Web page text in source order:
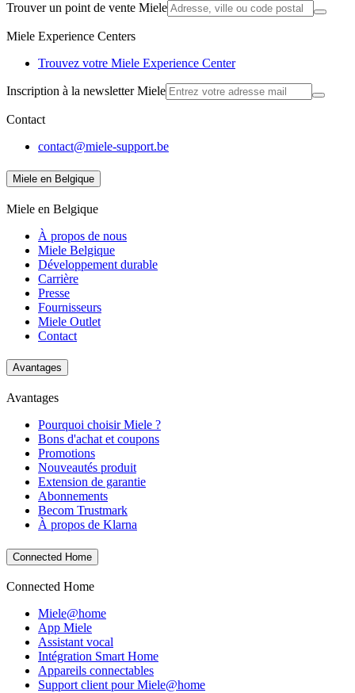
Trouver un point de vente Miele
Miele Experience Centers
Trouvez votre Miele Experience Center
Inscription à la newsletter Miele
Contact
contact@miele-support.be
Miele en Belgique
Miele en Belgique
À propos de nous
Miele Belgique
Développement durable
Carrière
Presse
Fournisseurs
Miele Outlet
Contact
Avantages
Avantages
Pourquoi choisir Miele ?
Bons d'achat et coupons
Promotions
Nouveautés produit
Extension de garantie
Abonnements
Becom Trustmark
À propos de Klarna
Connected Home
Connected Home
Miele@home
App Miele
Assistant vocal
Intégration Smart Home
Appareils connectables
Support client pour Miele@home